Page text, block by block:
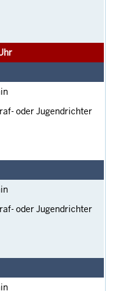
oder Jugendrichter
oder Jugendrichter